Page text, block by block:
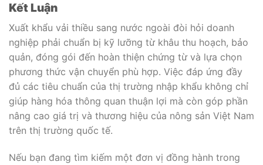
Kết Luận
Xuất khẩu vải thiều sang nước ngoài đòi hỏi doanh
nghiệp phải chuẩn bị kỹ lưỡng từ khâu thu hoạch, bảo
quản, đóng gói đến hoàn thiện chứng từ và lựa chọn
phương thức vận chuyển phù hợp. Việc đáp ứng đầy
đủ các tiêu chuẩn của thị trường nhập khẩu không chỉ
giúp hàng hóa thông quan thuận lợi mà còn góp phần
nâng cao giá trị và thương hiệu của nông sản Việt Nam
trên thị trường quốc tế.
Nếu bạn đang tìm kiếm một đơn vị đồng hành trong